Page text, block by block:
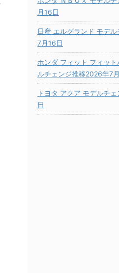
月16日
日産 エルグランド モデ
7月16日
ホンダ フィット フィッ
ルチェンジ推移2026年7
トヨタ アクア モデルチ
日